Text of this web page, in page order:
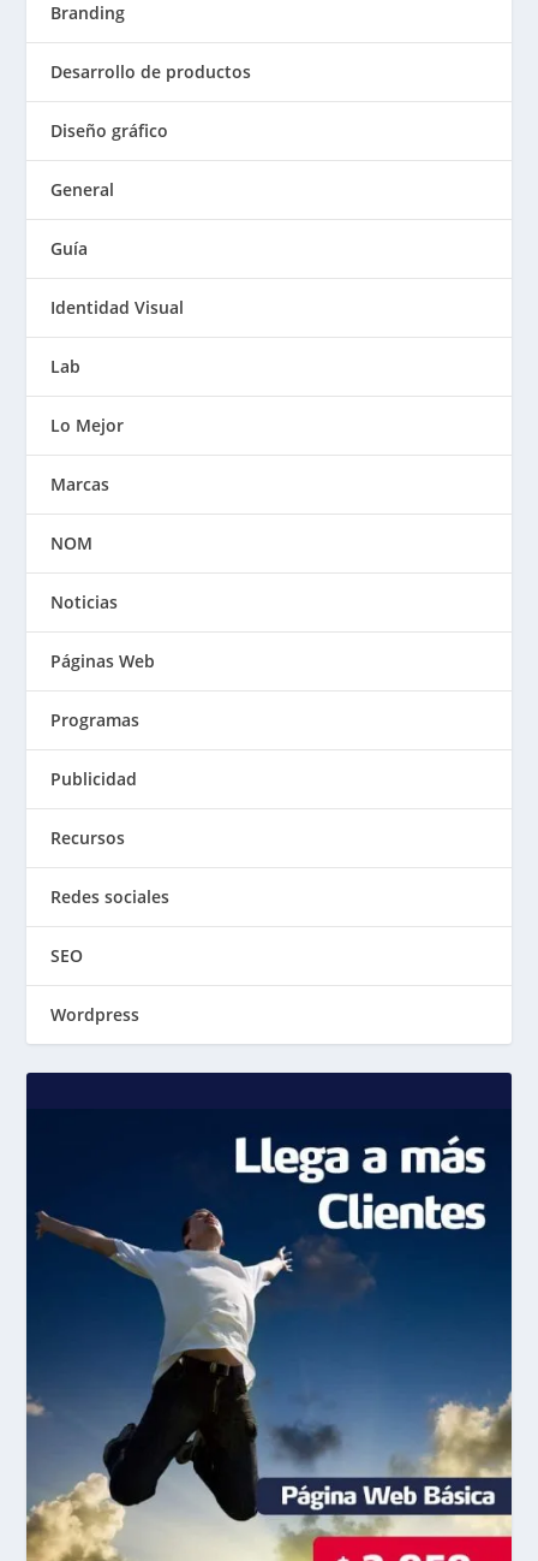
Branding
Desarrollo de productos
Diseño gráfico
General
Guía
Identidad Visual
Lab
Lo Mejor
Marcas
NOM
Noticias
Páginas Web
Programas
Publicidad
Recursos
Redes sociales
SEO
Wordpress